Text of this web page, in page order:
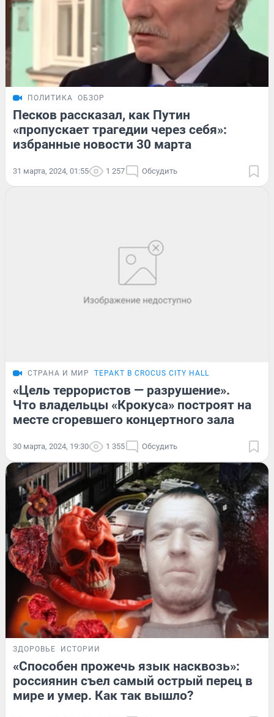
ПОЛИТИКА ОБЗОР
Песков рассказал, как Путин
«пропускает трагедии через себя»:
избранные новости 30 марта
31 марта, 2024, 01:55 1 257 Обсудить
СТРАНА И МИР ТЕРАКТ В CROCUS CITY HALL
«Цель террористов — разрушение».
Что владельцы «Крокуса» построят на
месте сгоревшего концертного зала
30 марта, 2024, 19:30 1 355 Обсудить
ЗДОРОВЬЕ ИСТОРИИ
«Способен прожечь язык насквозь»:
россиянин съел самый острый перец в
мире и умер. Как так вышло?